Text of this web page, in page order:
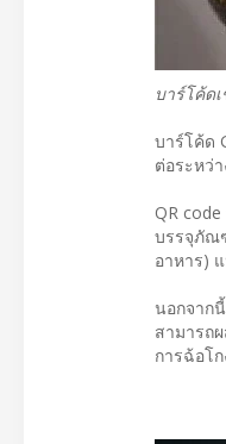
บาร์โค้ด
บาร์โค้ด
ต่อระหว่
QR
บรรจุภัณ
อาหาร)
นอกจาก
สามารถ
การฉ้อโก